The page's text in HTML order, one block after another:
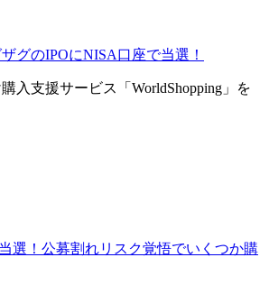
グのIPOにNISA口座で当選！
入支援サービス「WorldShopping」を
選！公募割れリスク覚悟でいくつか購